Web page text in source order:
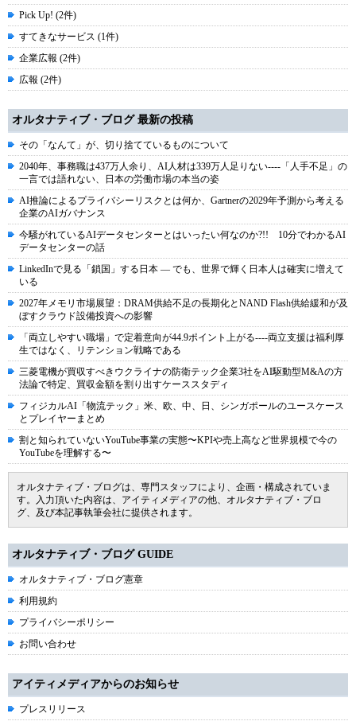
Pick Up! (2件)
すてきなサービス (1件)
企業広報 (2件)
広報 (2件)
オルタナティブ・ブログ 最新の投稿
その「なんて」が、切り捨てているものについて
2040年、事務職は437万人余り、AI人材は339万人足りない----「人手不足」の
一言では語れない、日本の労働市場の本当の姿
AI推論によるプライバシーリスクとは何か、Gartnerの2029年予測から考える
企業のAIガバナンス
今騒がれているAIデータセンターとはいったい何なのか?!! 10分でわかるAI
データセンターの話
LinkedInで見る「鎖国」する日本 ― でも、世界で輝く日本人は確実に増えて
いる
2027年メモリ市場展望：DRAM供給不足の長期化とNAND Flash供給緩和が及
ぼすクラウド設備投資への影響
「両立しやすい職場」で定着意向が44.9ポイント上がる----両立支援は福利厚
生ではなく、リテンション戦略である
三菱電機が買収すべきウクライナの防衛テック企業3社をAI駆動型M&Aの方
法論で特定、買収金額を割り出すケーススタディ
フィジカルAI「物流テック」米、欧、中、日、シンガポールのユースケース
とプレイヤーまとめ
割と知られていないYouTube事業の実態〜KPIや売上高など世界規模で今の
YouTubeを理解する〜
オルタナティブ・ブログは、専門スタッフにより、企画・構成されていま
す。入力頂いた内容は、アイティメディアの他、オルタナティブ・ブロ
グ、及び本記事執筆会社に提供されます。
オルタナティブ・ブログ GUIDE
オルタナティブ・ブログ憲章
利用規約
プライバシーポリシー
お問い合わせ
アイティメディアからのお知らせ
プレスリリース